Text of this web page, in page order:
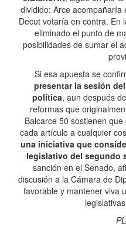
dividido: Arce
Decut votaría en contra. En
eliminado el punto de
posibilidades de sumar el
Si esa apuesta se
presentar la sesión
política, aun después
reformas que
Balcarce 50 sostienen
cada artículo a cualquier
una iniciativa que
legislativo del segundo
sanción en el Senado,
discusión a la Cámara de
favorable y mantener viva